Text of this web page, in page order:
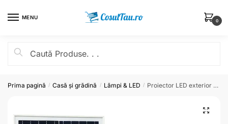
MENU
0
Prima pagină / Casă și grădină / Lămpi & LED / Proiector LED exterior De 100W cu panou solar, telecomanda cu functii multiple